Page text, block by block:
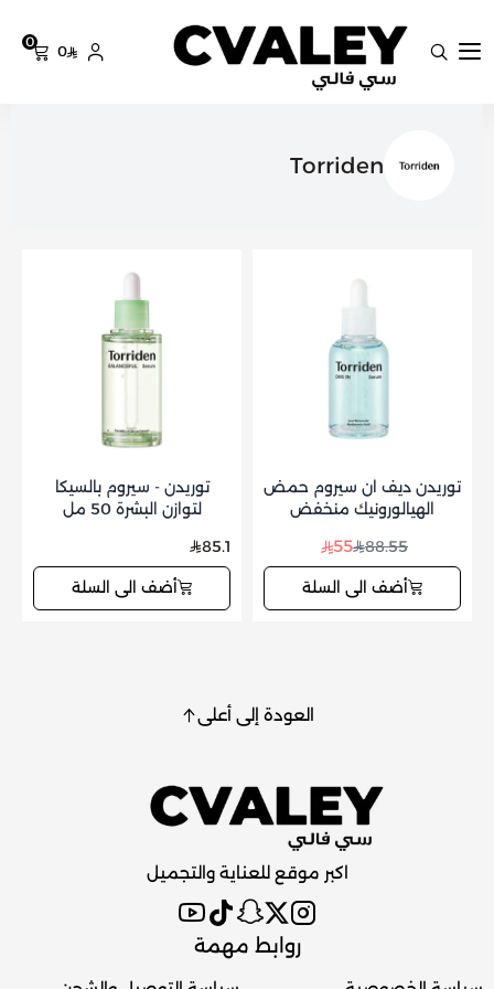
سي فالي
0
0
Torriden
توريدن ديف ان سيروم حمض
الهيالورونيك منخفض
88.55
55
أضف الى السلة
توريدن - سيروم بالسيكا
لتوازن البشرة 50 مل
85.1
أضف الى السلة
العودة إلى أعلى
اكبر موقع للعناية والتجميل
روابط مهمة